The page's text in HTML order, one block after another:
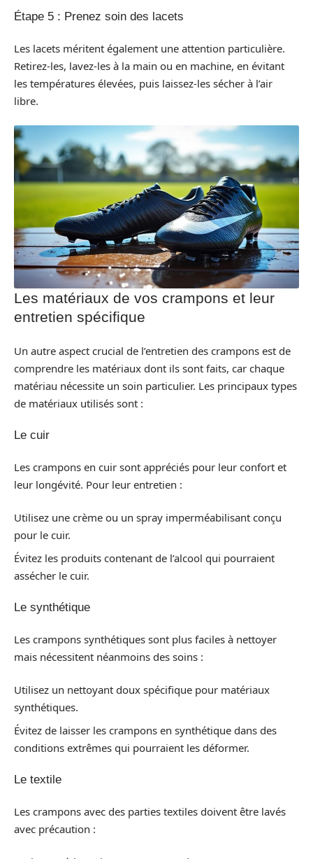
Étape 5 : Prenez soin des lacets
Les lacets méritent également une attention particulière.
Retirez-les, lavez-les à la main ou en machine, en évitant
les températures élevées, puis laissez-les sécher à l’air
libre.
Les matériaux de vos crampons et leur
entretien spécifique
Un autre aspect crucial de l’entretien des crampons est de
comprendre les matériaux dont ils sont faits, car chaque
matériau nécessite un soin particulier. Les principaux types
de matériaux utilisés sont :
Le cuir
Les crampons en cuir sont appréciés pour leur confort et
leur longévité. Pour leur entretien :
Utilisez une crème ou un spray imperméabilisant conçu
pour le cuir.
Évitez les produits contenant de l’alcool qui pourraient
assécher le cuir.
Le synthétique
Les crampons synthétiques sont plus faciles à nettoyer
mais nécessitent néanmoins des soins :
Utilisez un nettoyant doux spécifique pour matériaux
synthétiques.
Évitez de laisser les crampons en synthétique dans des
conditions extrêmes qui pourraient les déformer.
Le textile
Les crampons avec des parties textiles doivent être lavés
avec précaution :